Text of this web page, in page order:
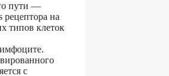
пути —
рецептора на
типов клеток
с